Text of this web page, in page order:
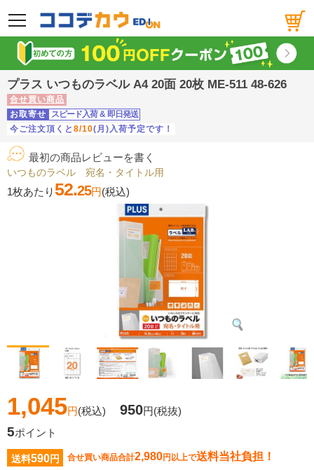
メニュー
プラス いつものラベル A4 20面 20枚 ME-511 48-626
合せ買い商品
お取寄せ
スピード入荷 & 即日発送
今ご注文頂くと 8/10(月)入荷予定です！
最初の商品レビューを書く
いつものラベル 宛名・タイトル用
1枚あたり52.25円(税込)
1,045円(税込) 950円(税抜)
5ポイント
送料590円 合せ買い商品合計2,980円以上で送料当社負担！